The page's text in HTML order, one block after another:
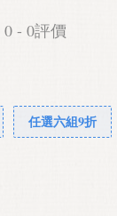
0 - 0評價
任選六組9折